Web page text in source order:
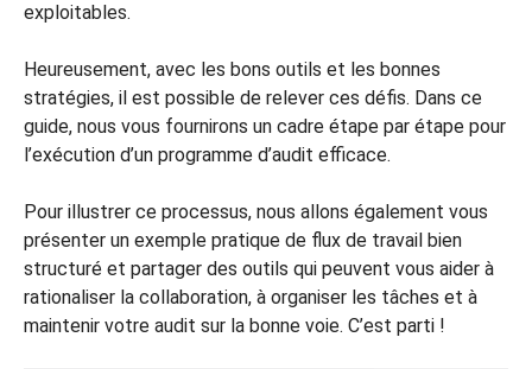
exploitables.
Heureusement, avec les bons outils et les bonnes
stratégies, il est possible de relever ces défis. Dans ce
guide, nous vous fournirons un cadre étape par étape pour
l’exécution d’un programme d’audit efficace.
Pour illustrer ce processus, nous allons également vous
présenter un exemple pratique de flux de travail bien
structuré et partager des outils qui peuvent vous aider à
rationaliser la collaboration, à organiser les tâches et à
maintenir votre audit sur la bonne voie. C’est parti !